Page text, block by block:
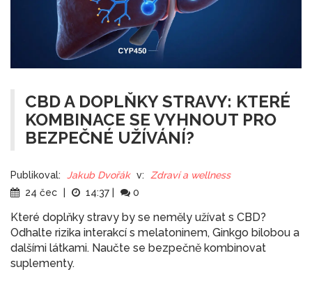
CBD A DOPLŇKY STRAVY: KTERÉ
KOMBINACE SE VYHNOUT PRO
BEZPEČNÉ UŽÍVÁNÍ?
Publikoval: Jakub Dvořák v:
Zdraví a wellness
24 čec
14:37 0
Které doplňky stravy by se neměly užívat s CBD?
Odhalte rizika interakcí s melatoninem, Ginkgo bilobou a
dalšími látkami. Naučte se bezpečně kombinovat
suplementy.